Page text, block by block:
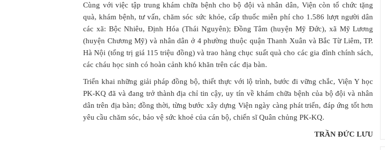
Cùng với việc tập trung khám chữa bệnh cho bộ đội và nhân dân, Viện còn tổ chức tặng
quà, khám bệnh, tư vấn, chăm sóc sức khỏe, cấp thuốc miễn phí cho 1.586 lượt người dân
các xã: Bộc Nhiêu, Định Hóa (Thái Nguyên); Đồng Tâm (huyện Mỹ Đức), xã Mỹ Lương
(huyện Chương Mỹ) và nhân dân ở 4 phường thuộc quận Thanh Xuân và Bắc Từ Liêm, TP.
Hà Nội (tổng trị giá 115 triệu đồng) và trao hàng chục suất quà cho các gia đình chính sách,
các cháu học sinh có hoàn cảnh khó khăn trên các địa bàn.
Triển khai những giải pháp đồng bộ, thiết thực với lộ trình, bước đi vững chắc, Viện Y học
PK-KQ đã và đang trở thành địa chỉ tin cậy, uy tín về khám chữa bệnh của bộ đội và nhân
dân trên địa bàn; đồng thời, từng bước xây dựng Viện ngày càng phát triển, đáp ứng tốt hơn
yêu cầu chăm sóc, bảo vệ sức khoẻ của cán bộ, chiến sĩ Quân chủng PK-KQ.
TRẦN ĐỨC LƯU